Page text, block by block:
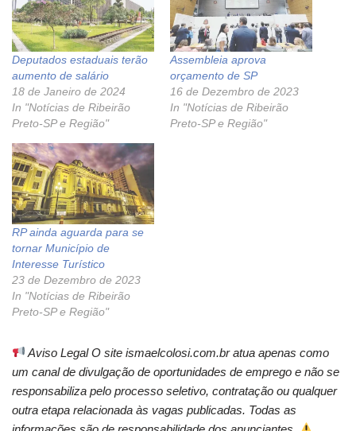
Deputados estaduais terão
aumento de salário
18 de Janeiro de 2024
In "Notícias de Ribeirão
Preto-SP e Região"
Assembleia aprova
orçamento de SP
16 de Dezembro de 2023
In "Notícias de Ribeirão
Preto-SP e Região"
RP ainda aguarda para se
tornar Município de
Interesse Turístico
23 de Dezembro de 2023
In "Notícias de Ribeirão
Preto-SP e Região"
Aviso Legal O site ismaelcolosi.com.br atua apenas como
um canal de divulgação de oportunidades de emprego e não se
responsabiliza pelo processo seletivo, contratação ou qualquer
outra etapa relacionada às vagas publicadas. Todas as